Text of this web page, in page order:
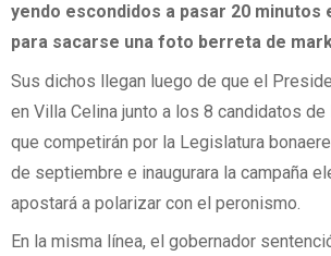
yendo escondidos a pasar 20 minutos
para sacarse una foto berreta de
Sus dichos llegan luego de que el
en Villa Celina junto a los 8 candidatos
que competirán por la Legislatura
de septiembre e inaugurara la campaña
apostará a polarizar con el peronismo.
En la misma línea, el gobernador